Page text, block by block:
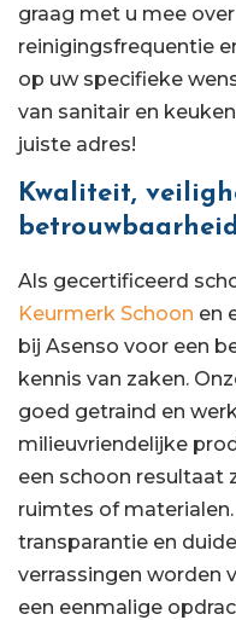
graag met u mee
reinigingsfrequentie
op uw specifieke
van sanitair en
juiste adres!
Kwaliteit,
Als gecertificeerd
Keurmerk Schoon en
bij Asenso voor een
kennis van zaken.
goed getraind en
milieuvriendelijke
een schoon resultaat
ruimtes of
transparantie en
verrassingen worden
een eenmalige